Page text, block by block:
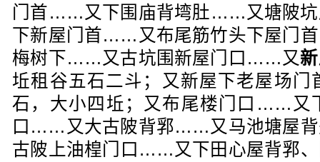
门首……又下围庙背塆肚……又塘陂
下新屋门首……又布尾筋竹头下屋门
梅树下……又古坑围新屋门口……又
坵租谷五石二斗；又新屋下老屋场门
石，大小四坵；又布尾楼门口……
口……又大古陂背郛……又马池塘屋
古陂上油楻门口……又下田心屋背郛